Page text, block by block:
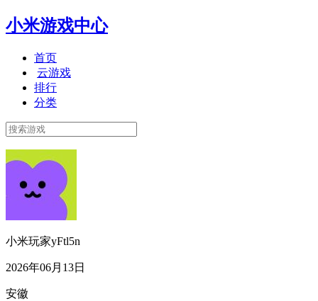
小米游戏中心
首页
云游戏
排行
分类
小米玩家yFtl5n
2026年06月13日
安徽